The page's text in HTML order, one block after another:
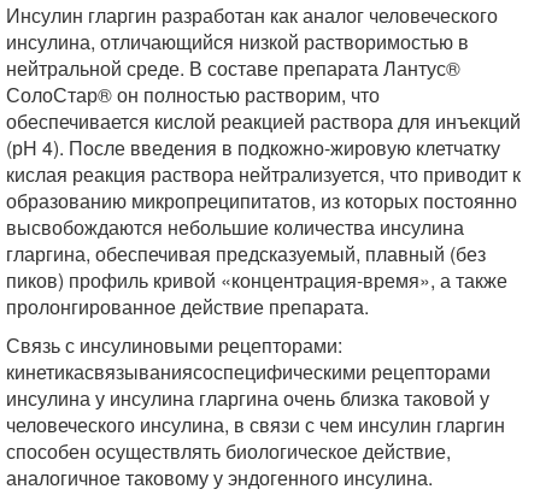
Инсулин гларгин разработан как аналог человеческого
инсулина, отличающийся низкой растворимостью в
нейтральной среде. В составе препарата Лантус®
СолоСтар® он полностью растворим, что
обеспечивается кислой реакцией раствора для инъекций
(рН 4). После введения в подкожно-жировую клетчатку
кислая реакция раствора нейтрализуется, что приводит к
образованию микропреципитатов, из которых постоянно
высвобождаются небольшие количества инсулина
гларгина, обеспечивая предсказуемый, плавный (без
пиков) профиль кривой «концентрация-время», а также
пролонгированное действие препарата.
Связь с инсулиновыми рецепторами:
кинетикасвязываниясоспецифическими рецепторами
инсулина у инсулина гларгина очень близка таковой у
человеческого инсулина, в связи с чем инсулин гларгин
способен осуществлять биологическое действие,
аналогичное таковому у эндогенного инсулина.